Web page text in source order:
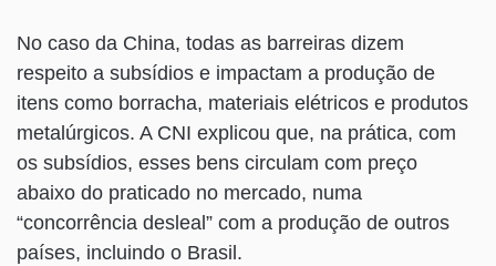
No caso da China, todas as barreiras dizem
respeito a subsídios e impactam a produção de
itens como borracha, materiais elétricos e produtos
metalúrgicos. A CNI explicou que, na prática, com
os subsídios, esses bens circulam com preço
abaixo do praticado no mercado, numa
“concorrência desleal” com a produção de outros
países, incluindo o Brasil.